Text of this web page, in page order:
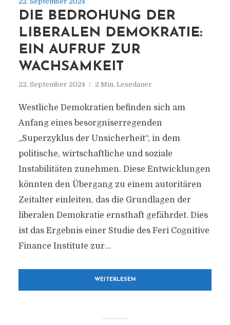
DIE BEDROHUNG DER
LIBERALEN DEMOKRATIE:
EIN AUFRUF ZUR
WACHSAMKEIT
22. September 2024 2 Min. Lesedauer
Westliche Demokratien befinden sich am
Anfang eines besorgniserregenden
„Superzyklus der Unsicherheit“, in dem
politische, wirtschaftliche und soziale
Instabilitäten zunehmen. Diese Entwicklungen
könnten den Übergang zu einem autoritären
Zeitalter einleiten, das die Grundlagen der
liberalen Demokratie ernsthaft gefährdet. Dies
ist das Ergebnis einer Studie des Feri Cognitive
Finance Institute zur...
WEITERLESEN